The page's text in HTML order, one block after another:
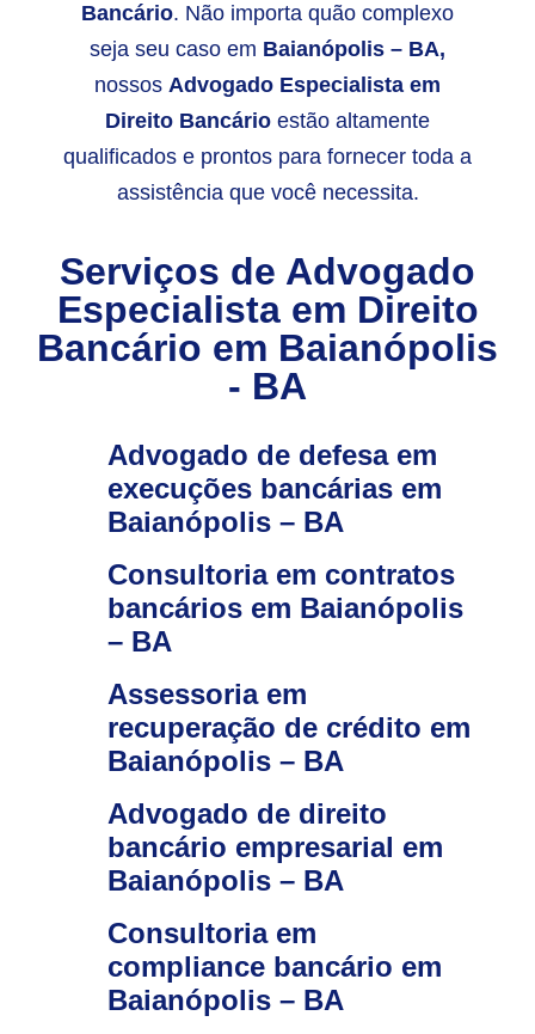
Bancário. Não importa quão complexo
seja seu caso em Baianópolis – BA,
nossos Advogado Especialista em
Direito Bancário estão altamente
qualificados e prontos para fornecer toda a
assistência que você necessita.
Serviços de Advogado
Especialista em Direito
Bancário em Baianópolis
- BA
Advogado de defesa em
execuções bancárias em
Baianópolis – BA
Consultoria em contratos
bancários em Baianópolis
– BA
Assessoria em
recuperação de crédito em
Baianópolis – BA
Advogado de direito
bancário empresarial em
Baianópolis – BA
Consultoria em
compliance bancário em
Baianópolis – BA